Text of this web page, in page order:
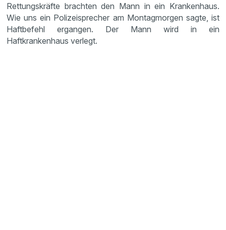
Rettungskräfte brachten den Mann in ein Krankenhaus.
Wie uns ein Polizeisprecher am Montagmorgen sagte, ist
Haftbefehl ergangen. Der Mann wird in ein
Haftkrankenhaus verlegt.